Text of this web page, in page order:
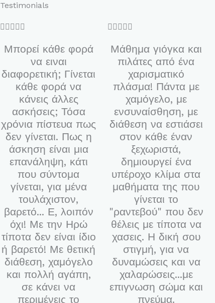
Testimonials
    
Μπορεί κάθε φορά
να ειναι
διαφορετική; Γίνεται
κάθε φορά να
κάνεις άλλες
ασκήσεις; Τόσα
χρόνια πίστευα πως
δεν γίνεται. Πως η
άσκηση είναι μια
επανάληψη, κάτι
που σύντομα
γίνεται, για μένα
τουλάχιστον,
βαρετό... Ε, λοιπόν
όχι! Με την Ηρώ
τίποτα δεν είναι ίδιο
ή βαρετό! Με θετική
διάθεση, χαμόγελο
και πολλή αγάπη,
σε κάνει να
περιμένεις το
    
Μάθημα γιόγκα και
πιλάτες από ένα
χαρισματικό
πλάσμα! Πάντα με
χαμόγελο, με
ενσυναίσθηση, με
διάθεση να εστιάσει
στον κάθε έναν
ξεχωριστά,
δημιουργεί ένα
υπέροχο κλίμα στα
μαθήματα της που
γίνεται το
"ραντεβού" που δεν
θέλεις με τίποτα να
χασεις. Η δική σου
στιγμή, για να
δυναμώσεις και να
χαλαρώσεις...με
επιγνωση σώμα και
πνεύμα.